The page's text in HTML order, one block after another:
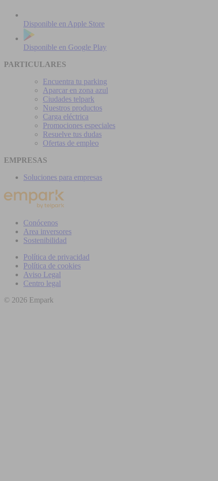
Disponible en Apple Store
Disponible en Google Play
PARTICULARES
Encuentra tu parking
Aparcar en zona azul
Ciudades telpark
Nuestros productos
Carga eléctrica
Promociones especiales
Resuelve tus dudas
Ofertas de empleo
EMPRESAS
Soluciones para empresas
Conócenos
Area inversores
Sostenibilidad
Política de privacidad
Política de cookies
Aviso Legal
Centro legal
© 2026 Empark